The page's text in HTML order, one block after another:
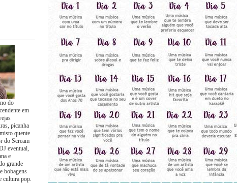
do
em
picanha
quente
do Scream
eventual,
e
grande
bobagens
cultura pop.